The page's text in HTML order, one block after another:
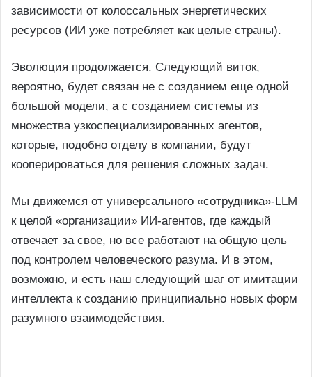
зависимости от колоссальных энергетических
ресурсов (ИИ уже потребляет как целые страны).
Эволюция продолжается. Следующий виток,
вероятно, будет связан не с созданием еще одной
большой модели, а с созданием системы из
множества узкоспециализированных агентов,
которые, подобно отделу в компании, будут
кооперироваться для решения сложных задач.
Мы движемся от универсального «сотрудника»-LLM
к целой «организации» ИИ-агентов, где каждый
отвечает за свое, но все работают на общую цель
под контролем человеческого разума. И в этом,
возможно, и есть наш следующий шаг от имитации
интеллекта к созданию принципиально новых форм
разумного взаимодействия.